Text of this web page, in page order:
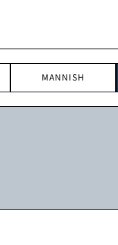
MANNISH